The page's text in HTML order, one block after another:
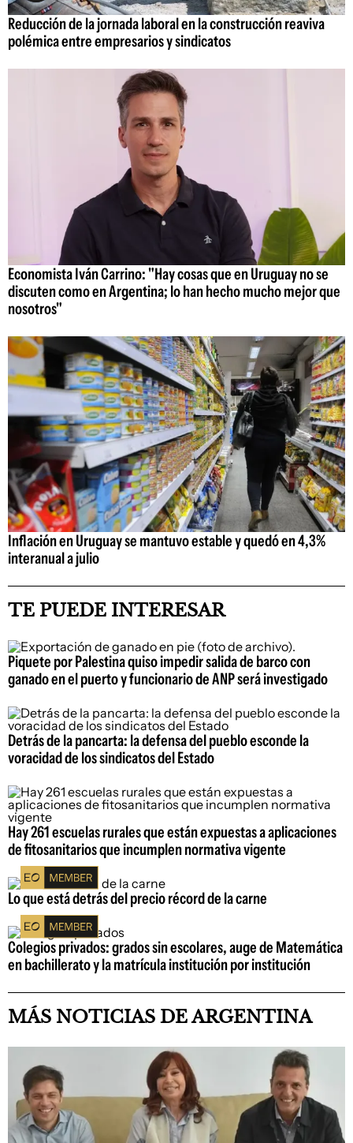
Reducción de la jornada laboral en la construcción reaviva
polémica entre empresarios y sindicatos
Economista Iván Carrino: "Hay cosas que en Uruguay no se
discuten como en Argentina; lo han hecho mucho mejor que
nosotros"
Inflación en Uruguay se mantuvo estable y quedó en 4,3%
interanual a julio
TE PUEDE INTERESAR
Piquete por Palestina quiso impedir salida de barco con
ganado en el puerto y funcionario de ANP será investigado
Detrás de la pancarta: la defensa del pueblo esconde la
voracidad de los sindicatos del Estado
Hay 261 escuelas rurales que están expuestas a aplicaciones
de fitosanitarios que incumplen normativa vigente
Lo que está detrás del precio récord de la carne
Colegios privados: grados sin escolares, auge de Matemática
en bachillerato y la matrícula institución por institución
MÁS NOTICIAS DE ARGENTINA